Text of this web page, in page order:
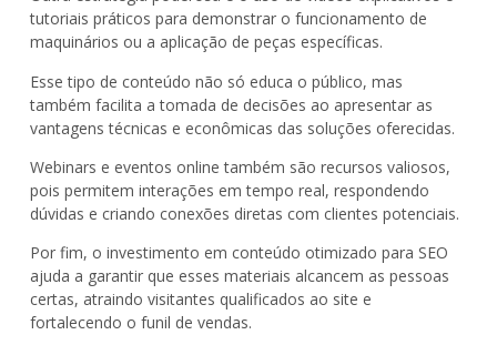
tutoriais práticos para demonstrar o funcionamento de
maquinários ou a aplicação de peças específicas.
Esse tipo de conteúdo não só educa o público, mas
também facilita a tomada de decisões ao apresentar as
vantagens técnicas e econômicas das soluções oferecidas.
Webinars e eventos online também são recursos valiosos,
pois permitem interações em tempo real, respondendo
dúvidas e criando conexões diretas com clientes potenciais.
Por fim, o investimento em conteúdo otimizado para SEO
ajuda a garantir que esses materiais alcancem as pessoas
certas, atraindo visitantes qualificados ao site e
fortalecendo o funil de vendas.